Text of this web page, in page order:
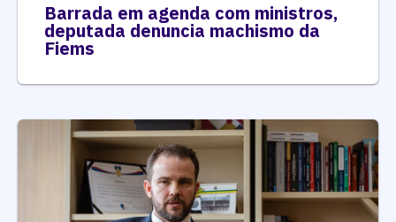
Barrada em agenda com ministros,
deputada denuncia machismo da
Fiems